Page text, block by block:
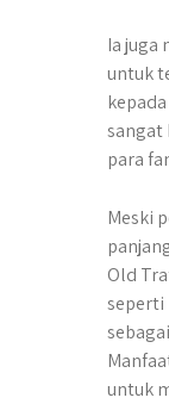
Ia juga
untuk
sangat
para
Meski
Old
seperti
untuk